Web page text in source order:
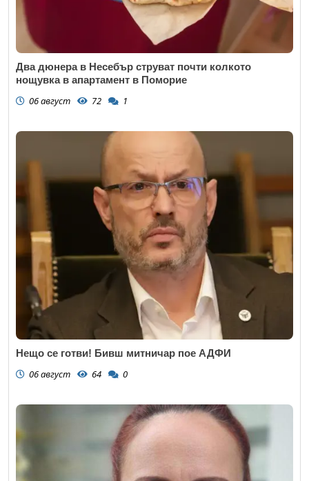
Два дюнера в Несебър струват почти колкото
нощувка в апартамент в Поморие
06 август 72 1
Нещо се готви! Бивш митничар пое АДФИ
06 август 64 0